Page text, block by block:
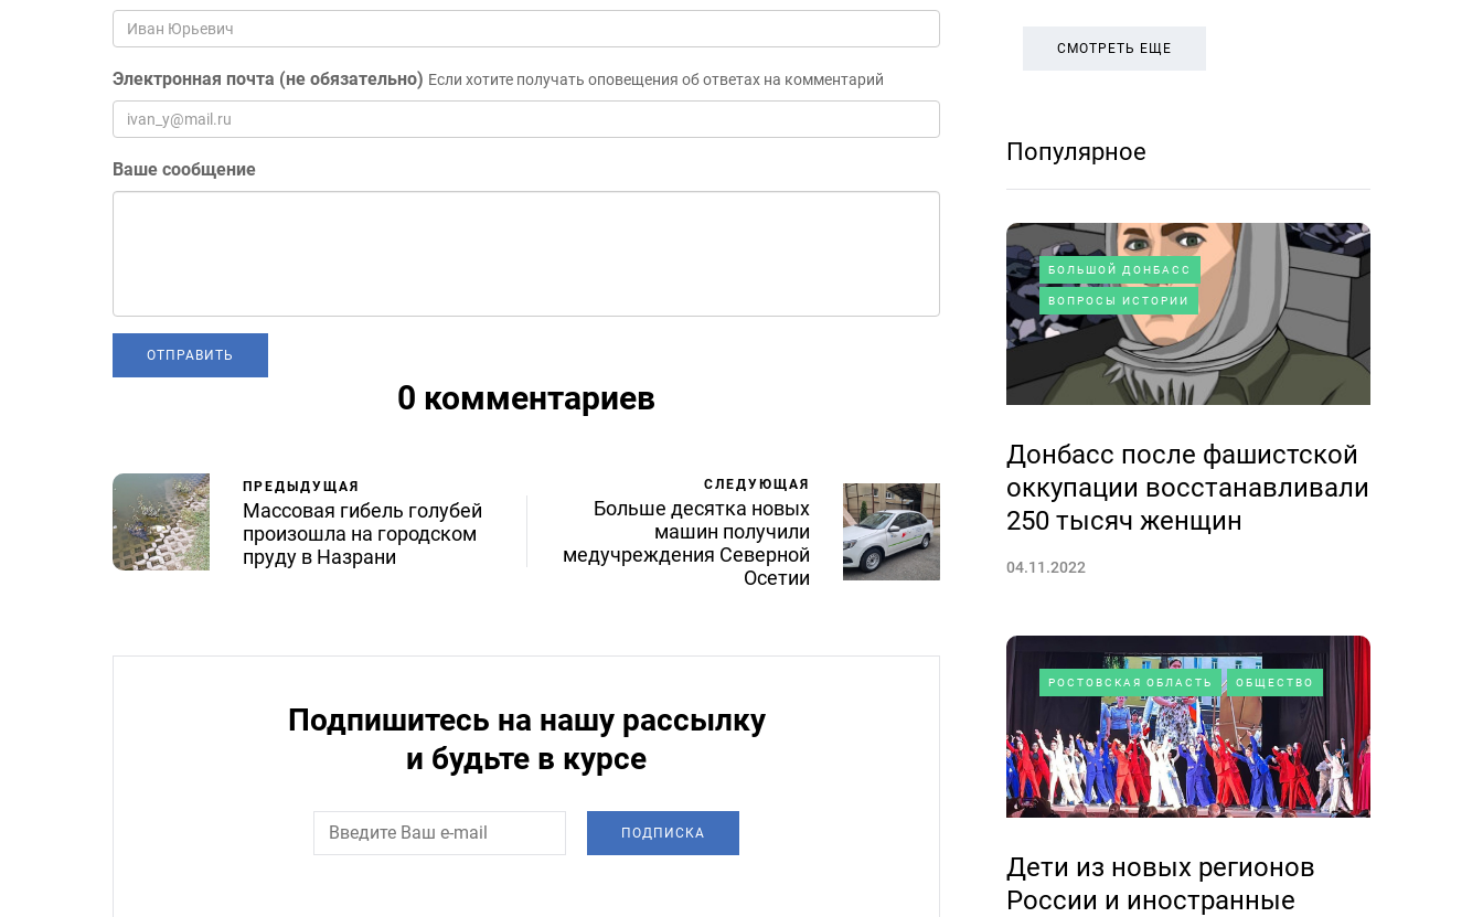
Электронная почта (не обязательно) Если хотите получать оповещения об ответах на комментарий
Ваше сообщение
0 комментариев
ПРЕДЫДУЩАЯ
Массовая гибель голубей
произошла на городском
пруду в Назрани
СЛЕДУЮЩАЯ
Больше десятка новых
машин получили
медучреждения Северной
Осетии
Подпишитесь на нашу рассылку
и будьте в курсе
ПОДПИСКА
СМОТРЕТЬ ЕЩЕ
Популярное
БОЛЬШОЙ ДОНБАСС
ВОПРОСЫ ИСТОРИИ
Донбасс после фашистской
оккупации восстанавливали
250 тысяч женщин
04.11.2022
РОСТОВСКАЯ ОБЛАСТЬ ОБЩЕСТВО
Дети из новых регионов
России и иностранные